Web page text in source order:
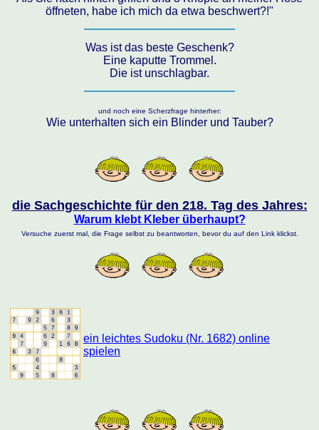
öffneten, habe ich mich da etwa beschwert?!"
Was ist das beste Geschenk?
Eine kaputte Trommel.
Die ist unschlagbar.
und noch eine Scherzfrage hinterher:
Wie unterhalten sich ein Blinder und Tauber?
die Sachgeschichte für den 218. Tag des Jahres:
Warum klebt Kleber überhaupt?
Versuche zuerst mal, die Frage selbst zu beantworten, bevor du auf den Link klickst.
ein leichtes Sudoku (Nr. 1682) online
spielen